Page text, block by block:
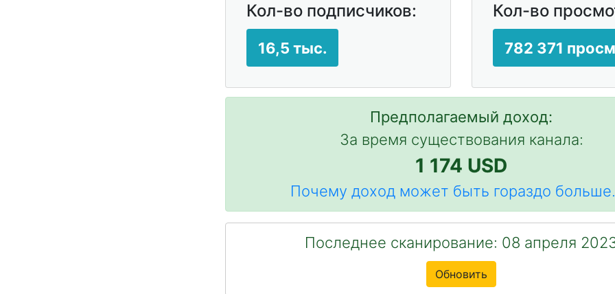
Кол-во подписчиков:
16,5 тыс.
Кол-во
782 371
Предполагаемый доход:
За время существования канала:
1 174 USD
Почему доход может быть гораздо
Последнее сканирование: 08 апреля
Обновить